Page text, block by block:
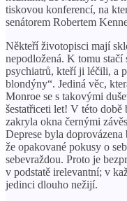
tiskovou konferencí, na
senátorem Robertem
Někteří životopisci mají
nepodložená. K tomu stačí
psychiatrů, kteří ji léčili, a
blondýny“. Jediná věc,
Monroe se s takovými
šestatřiceti let! V této době
zakryla okna černými
Deprese byla
že opakované pokusy o
sebevraždou. Proto je
v podstatě irelevantní; v
jedinci dlouho nežijí.